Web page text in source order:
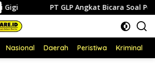
PT GLP Angkat Bicara Soal Polemik FABA:
Nasional Daerah Peristiwa Kriminal